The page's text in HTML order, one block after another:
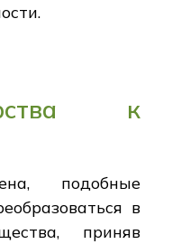
к
подобные
в
приняв